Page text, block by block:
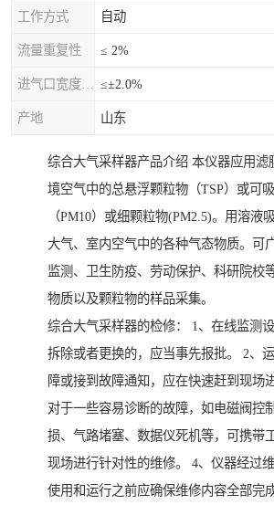
工作方式 自动
流量重复性 ≤ 2%
≤±2.0%
产地 山东
综合大气采样器产品介绍 本仪器应用滤
境空气中的总悬浮颗粒物（TSP）或可
（PM10）或细颗粒物(PM2.5)。用溶液
大气、室内空气中的各种气态物质。可
监测、卫生防疫、劳动保护、科研院校
物质以及颗粒物的样品采集。
综合大气采样器的检修： 1、在线监测设
拆除或者更换的，应当事先报批。 2、
障或接到故障通知，应在快速赶到现场
对于一些容易诊断的故障，如电磁阀控
损、气路堵塞、数据仪死机等，可携带
现场进行针对性的维修。 4、仪器经过
使用和运行之前应确保维修内容全部完